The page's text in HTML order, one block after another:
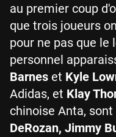
au premier coup
que trois joueurs
pour ne pas que le
personnel
Barnes et Kyle
Adidas, et Klay
chinoise Anta,
DeRozan, Jimmy